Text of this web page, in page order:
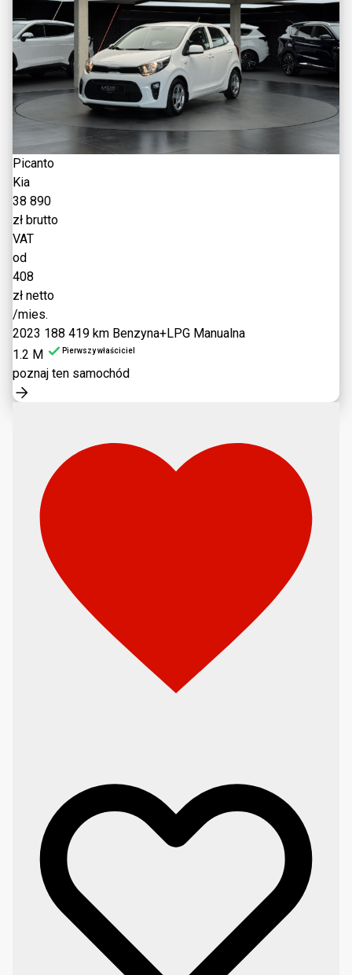
Picanto
Kia
38 890
zł brutto
VAT
od
408
zł netto
/mies.
2023 188 419 km Benzyna+LPG Manualna
1.2 M
Pierwszy właściciel
poznaj ten samochód